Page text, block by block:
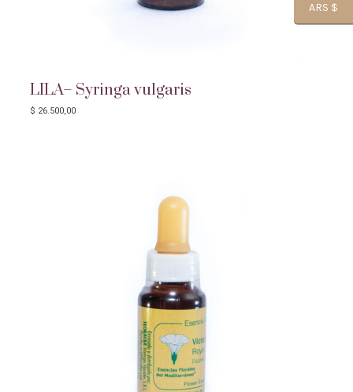
LILA– Syringa vulgaris
$ 26.500,00
ARS $